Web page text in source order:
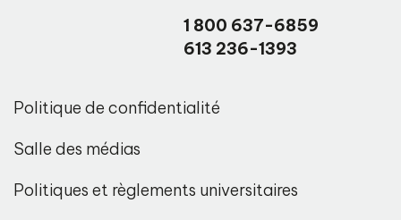
1 800 637-6859
613 236-1393
Politique de confidentialité
Salle des médias
Politiques et règlements universitaires